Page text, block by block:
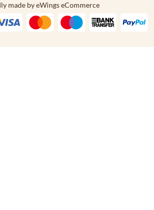
made by eWings eCommerce